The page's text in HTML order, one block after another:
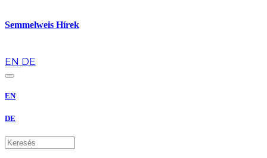
Semmelweis Hírek
EN DE
EN
DE